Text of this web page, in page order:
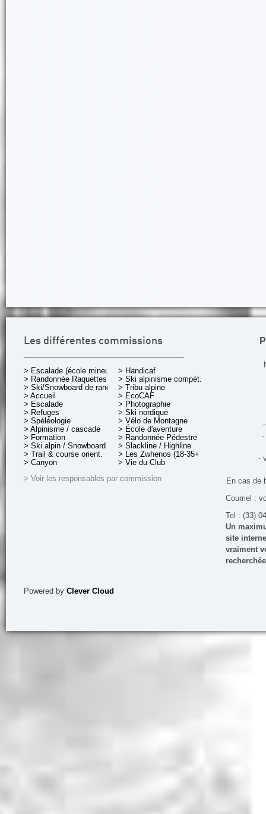
Les différentes commissions
> Escalade (école mineurs)
> Randonnée Raquettes
> Ski/Snowboard de rando.
> Accueil
> Escalade
> Refuges
> Spéléologie
> Alpinisme / cascade
> Formation
> Ski alpin / Snowboard
> Trail & course orient.
> Canyon
> Handicaf
> Ski alpinisme compét.
> Tribu alpine
> EcoCAF
> Photographie
> Ski nordique
> Vélo de Montagne
> École d'aventure
> Randonnée Pédestre
> Slackline / Highline
> Les Zwhenos (18-35+ ans)
> Vie du Club
> Voir les responsables par commission
-
-
En cas de
Courriel :
Tel : (33)
Un
site
vraiment
Powered by Clever Cloud